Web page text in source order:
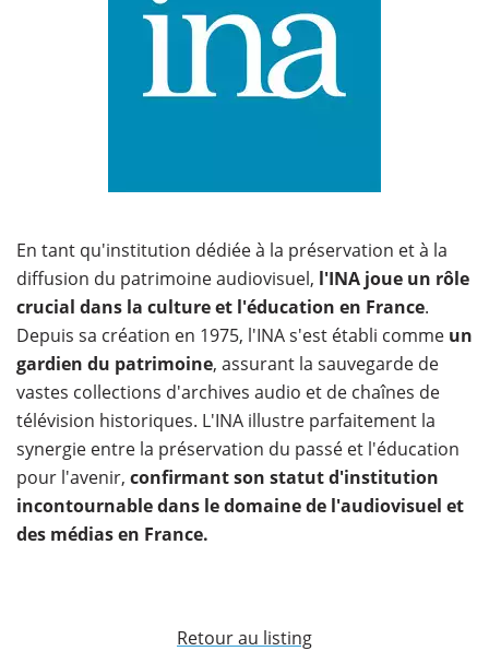
En tant qu'institution dédiée à la préservation et à la
diffusion du patrimoine audiovisuel, l'INA joue un rôle
crucial dans la culture et l'éducation en France.
Depuis sa création en 1975, l'INA s'est établi comme un
gardien du patrimoine, assurant la sauvegarde de
vastes collections d'archives audio et de chaînes de
télévision historiques. L'INA illustre parfaitement la
synergie entre la préservation du passé et l'éducation
pour l'avenir, confirmant son statut d'institution
incontournable dans le domaine de l'audiovisuel et
des médias en France.
Retour au listing